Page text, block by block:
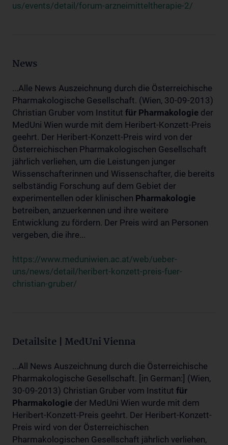
us/events/detail/forum-arzneimitteltherapie-2/
News
...Alle News Auszeichnung durch die Österreichische
Pharmakologische Gesellschaft. (Wien, 30-09-2013)
Christian Gruber vom Institut für Pharmakologie der
MedUni Wien wurde mit dem Heribert-Konzett-Preis
geehrt. Der Heribert-Konzett-Preis wird von der
Österreichischen Pharmakologischen Gesellschaft
jährlich verliehen, um die Leistungen junger
Wissenschafterinnen und Wissenschafter, die bereits
selbständig Forschung auf dem Gebiet der
experimentellen oder klinischen Pharmakologie
betreiben, anzuerkennen und ihre weitere
Entwicklung zu fördern. Der Preis wird an Personen
vergeben, die ihre...
https://www.meduniwien.ac.at/web/ueber-
uns/news/detail/heribert-konzett-preis-fuer-
christian-gruber/
Detailsite | MedUni Vienna
...All News Auszeichnung durch die Österreichische
Pharmakologische Gesellschaft. [in German:] (Wien,
30-09-2013) Christian Gruber vom Institut für
Pharmakologie der MedUni Wien wurde mit dem
Heribert-Konzett-Preis geehrt. Der Heribert-Konzett-
Preis wird von der Österreichischen
Pharmakologischen Gesellschaft jährlich verliehen,